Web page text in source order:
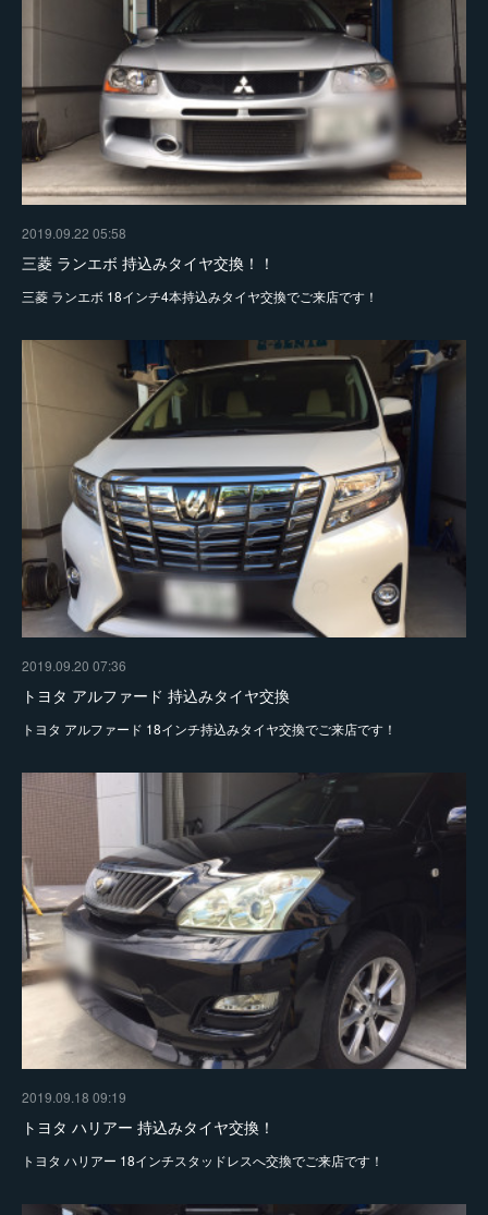
2019.09.22 05:58
三菱 ランエボ 持込みタイヤ交換！！
三菱 ランエボ 18インチ4本持込みタイヤ交換でご来店です！
2019.09.20 07:36
トヨタ アルファード 持込みタイヤ交換
トヨタ アルファード 18インチ持込みタイヤ交換でご来店です！
2019.09.18 09:19
トヨタ ハリアー 持込みタイヤ交換！
トヨタ ハリアー 18インチスタッドレスへ交換でご来店です！